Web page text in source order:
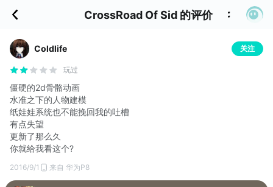
CrossRoad Of Sid 的评价
Coldlife 关注
玩过
僵硬的2d骨骼动画
水准之下的人物建模
纸娃娃系统也不能挽回我的吐槽
有点失望
更新了那么久
你就给我看这个?
2016/9/1 来自 华为P8